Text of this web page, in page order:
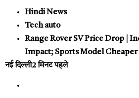
Hindi News
Tech auto
Range Rover SV Price Drop |
Impact; Sports Model Cheaper
नई दिल्ली2 मिनट पहले